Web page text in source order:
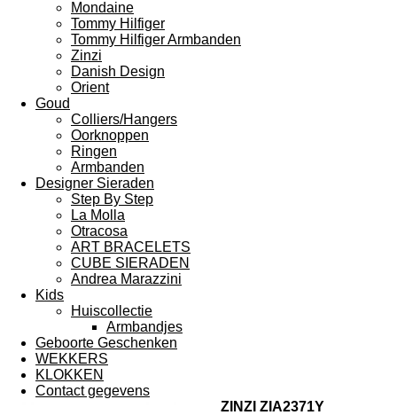
Mondaine
Tommy Hilfiger
Tommy Hilfiger Armbanden
Zinzi
Danish Design
Orient
Goud
Colliers/Hangers
Oorknoppen
Ringen
Armbanden
Designer Sieraden
Step By Step
La Molla
Otracosa
ART BRACELETS
CUBE SIERADEN
Andrea Marazzini
Kids
Huiscollectie
Armbandjes
Geboorte Geschenken
WEKKERS
KLOKKEN
Contact gegevens
ZINZI ZIA2371Y